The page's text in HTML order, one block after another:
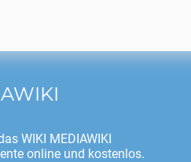
WIKI MEDIAWIKI
online und kostenlos.